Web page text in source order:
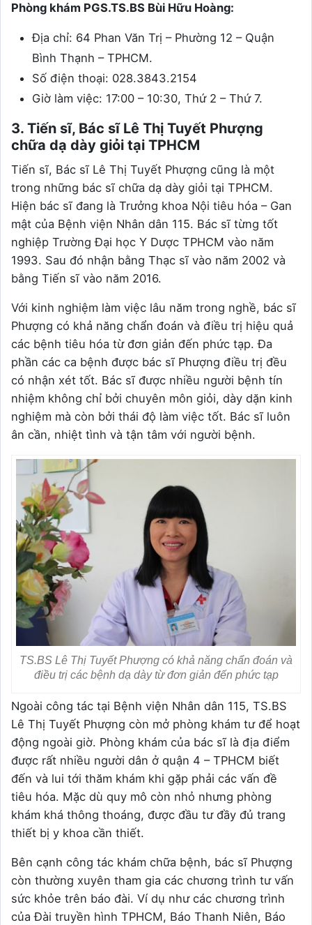
Phòng khám PGS.TS.BS Bùi Hữu Hoàng:
Địa chỉ: 64 Phan Văn Trị – Phường 12 – Quận
Bình Thạnh – TPHCM.
Số điện thoại: 028.3843.2154
Giờ làm việc: 17:00 – 10:30, Thứ 2 – Thứ 7.
3. Tiến sĩ, Bác sĩ Lê Thị Tuyết Phượng
chữa dạ dày giỏi tại TPHCM
Tiến sĩ, Bác sĩ Lê Thị Tuyết Phượng cũng là một
trong những bác sĩ chữa dạ dày giỏi tại TPHCM.
Hiện bác sĩ đang là Trưởng khoa Nội tiêu hóa – Gan
mật của Bệnh viện Nhân dân 115. Bác sĩ từng tốt
nghiệp Trường Đại học Y Dược TPHCM vào năm
1993. Sau đó nhận bằng Thạc sĩ vào năm 2002 và
bằng Tiến sĩ vào năm 2016.
Với kinh nghiệm làm việc lâu năm trong nghề, bác sĩ
Phượng có khả năng chẩn đoán và điều trị hiệu quả
các bệnh tiêu hóa từ đơn giản đến phức tạp. Đa
phần các ca bệnh được bác sĩ Phượng điều trị đều
có nhận xét tốt. Bác sĩ được nhiều người bệnh tín
nhiệm không chỉ bởi chuyên môn giỏi, dày dặn kinh
nghiệm mà còn bởi thái độ làm việc tốt. Bác sĩ luôn
ân cần, nhiệt tình và tận tâm với người bệnh.
TS.BS Lê Thị Tuyết Phượng có khả năng chẩn đoán và
điều trị các bệnh dạ dày từ đơn giản đến phức tạp
Ngoài công tác tại Bệnh viện Nhân dân 115, TS.BS
Lê Thị Tuyết Phượng còn mở phòng khám tư để hoạt
động ngoài giờ. Phòng khám của bác sĩ là địa điểm
được rất nhiều người dân ở quận 4 – TPHCM biết
đến và lui tới thăm khám khi gặp phải các vấn đề
tiêu hóa. Mặc dù quy mô còn nhỏ nhưng phòng
khám khá thông thoáng, được đầu tư đầy đủ trang
thiết bị y khoa cần thiết.
Bên cạnh công tác khám chữa bệnh, bác sĩ Phượng
còn thường xuyên tham gia các chương trình tư vấn
sức khỏe trên báo đài. Ví dụ như các chương trình
của Đài truyền hình TPHCM, Báo Thanh Niên, Báo